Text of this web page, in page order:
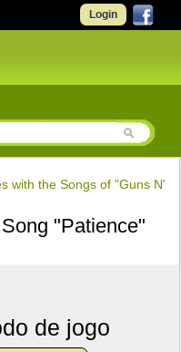
Login
with the Songs of "Guns N'
"Patience"
de jogo